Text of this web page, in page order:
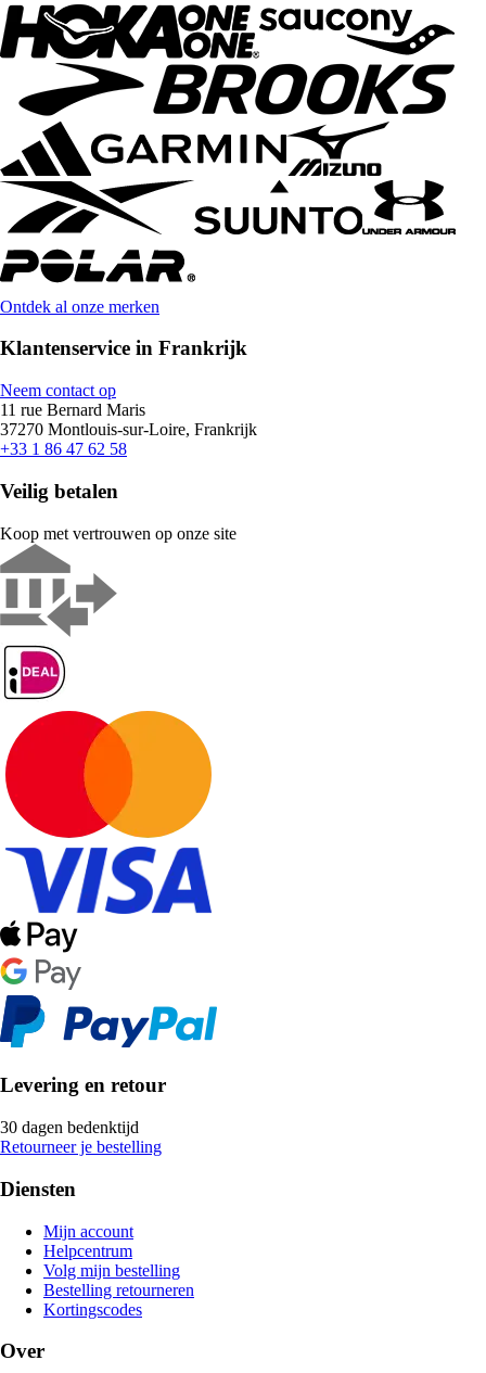
Ontdek al onze merken
Klantenservice in Frankrijk
Neem contact op
11 rue Bernard Maris
37270 Montlouis-sur-Loire, Frankrijk
+33 1 86 47 62 58
Veilig betalen
Koop met vertrouwen op onze site
Levering en retour
30 dagen bedenktijd
Retourneer je bestelling
Diensten
Mijn account
Helpcentrum
Volg mijn bestelling
Bestelling retourneren
Kortingscodes
Over